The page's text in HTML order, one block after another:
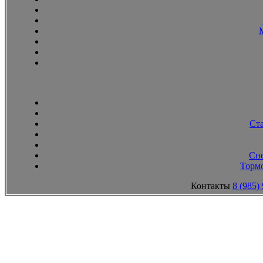
Контакты 8 (985)